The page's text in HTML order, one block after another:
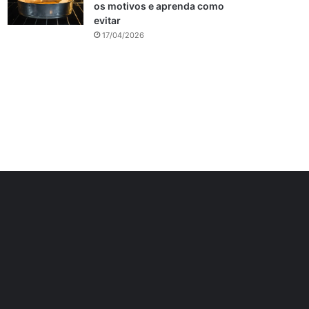
os motivos e aprenda como
evitar
17/04/2026